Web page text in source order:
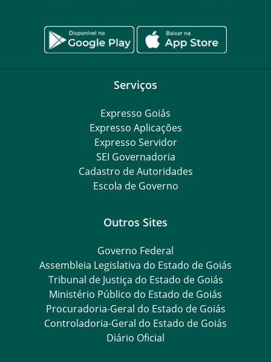
Serviços
Expresso Goiás
Expresso Aplicações
Expresso Servidor
SEI Governadoria
Cadastro de Autoridades
Escola de Governo
Outros Sites
Governo Federal
Assembleia Legislativa do Estado de Goiás
Tribunal de Justiça do Estado de Goiás
Ministério Público do Estado de Goiás
Procuradoria-Geral do Estado de Goiás
Controladoria-Geral do Estado de Goiás
Diário Oficial